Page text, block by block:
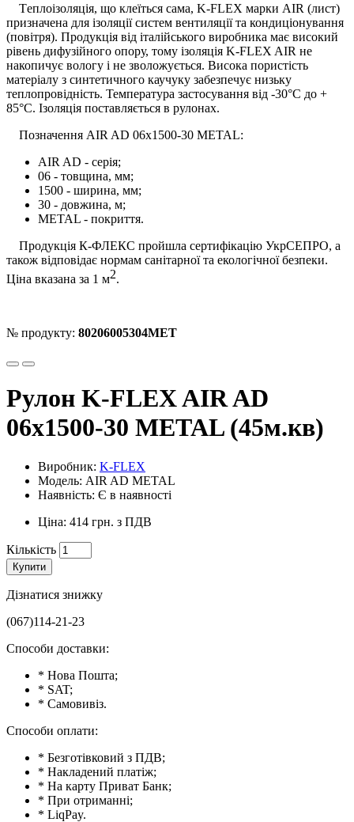
Теплоізоляція, що клеїться сама, K-FLEX марки AIR (лист)
призначена для ізоляції систем вентиляції та кондиціонування
(повітря). Продукція від італійського виробника має високий
рівень дифузійного опору, тому ізоляція K-FLEX AIR не
накопичує вологу і не зволожується. Висока пористість
матеріалу з синтетичного каучуку забезпечує низьку
теплопровідність. Температура застосування від -30°С до +
85°С. Ізоляція поставляється в рулонах.
Позначення AIR AD 06x1500-30 METAL:
AIR AD - серія;
06 - товщина, мм;
1500 - ширина, мм;
30 - довжина, м;
METAL - покриття.
Продукція К-ФЛЕКС пройшла сертифікацію УкрСЕПРО, а
також відповідає нормам санітарної та екологічної безпеки.
Ціна вказана за 1 м2.
№ продукту: 80206005304MET
Рулон K-FLEX AIR AD
06x1500-30 METAL (45м.кв)
Виробник: K-FLEX
Модель: AIR AD METAL
Наявність: Є в наявності
Ціна: 414 грн. з ПДВ
Кількість
Купити
Дізнатися знижку
(067)114-21-23
Способи доставки:
* Нова Пошта;
* SAT;
* Самовивіз.
Способи оплати:
* Безготівковий з ПДВ;
* Накладений платіж;
* На карту Приват Банк;
* При отриманні;
* LiqPay.